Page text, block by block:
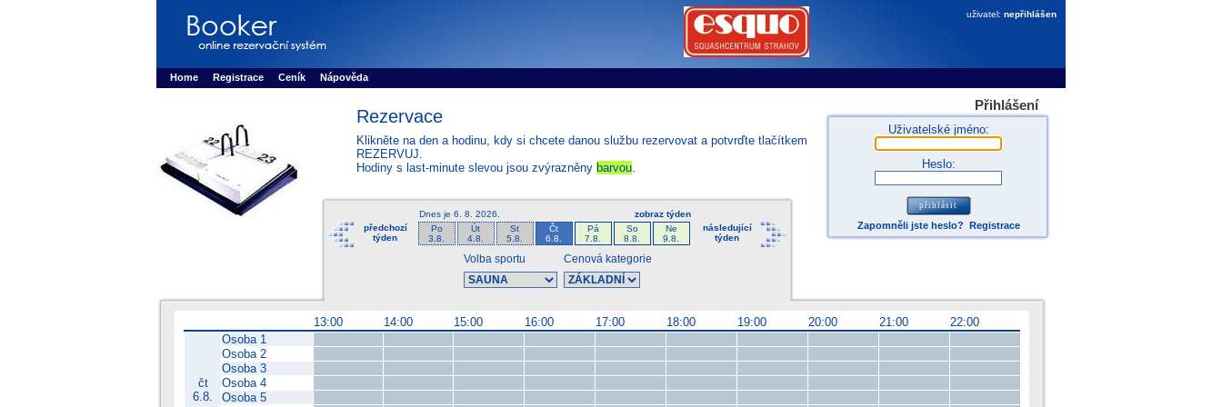
Rezervujse - Port�l pro online rezervace sportu
uživatel: nepřihlášen
Home Registrace Ceník Nápověda
Přihlášení
Uživatelské jméno:
Heslo:
Zapomněli jste heslo? Registrace
Rezervace
Klikněte na den a hodinu, kdy si chcete danou službu rezervovat a potvrďte tlačítkem
REZERVUJ.
Hodiny s last-minute slevou jsou zvýrazněny barvou.
předchozí
týden
Dnes je 6. 8. 2026
zobraz týden
následující
týden
Po
3.8.
Út
4.8.
St
5.8.
Čt
6.8.
Pá
7.8.
So
8.8.
Ne
9.8.
Volba sportu Cenová kategorie
13:00 14:00 15:00 16:00 17:00 18:00 19:00 20:00 21:00 22:00
čt
6.8.
Osoba 1
Osoba 2
Osoba 3
Osoba 4
Osoba 5